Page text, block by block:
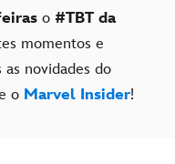
o #TBT da
momentos e
as novidades do
o Marvel Insider!